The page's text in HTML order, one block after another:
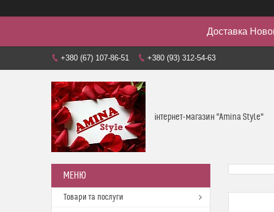
Доставка
+380 (67) 107-86-51 +380 (93) 312-54-63
інтернет-магазин "Amina Style"
Товари та послуги